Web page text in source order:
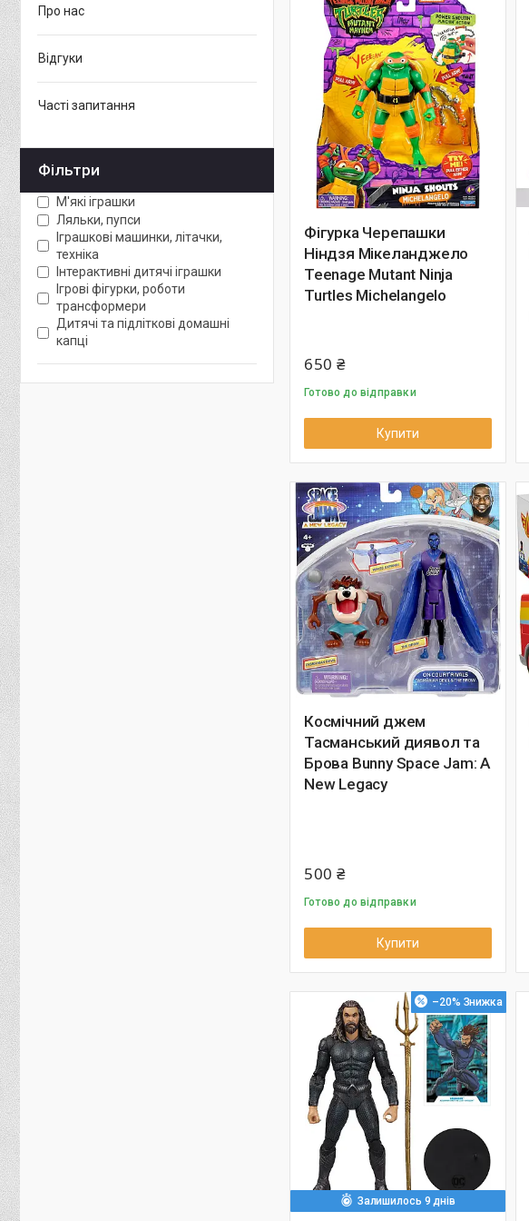
Фігурка Черепашки
Ніндзя Мікеланджело
Teenage Mutant Ninja
Turtles Michelangelo
650 ₴
Готово до відправки
Купити
Космічний джем
Тасманський диявол та
Брова Bunny Space Jam: A
New Legacy
500 ₴
Готово до відправки
Купити
–20%
Залишилось 9 днів
Про нас
Відгуки
Часті запитання
Фільтри
М'які іграшки
Ляльки, пупси
Іграшкові машинки, літачки,
техніка
Інтерактивні дитячі іграшки
Ігрові фігурки, роботи
трансформери
Дитячі та підліткові домашні
капці